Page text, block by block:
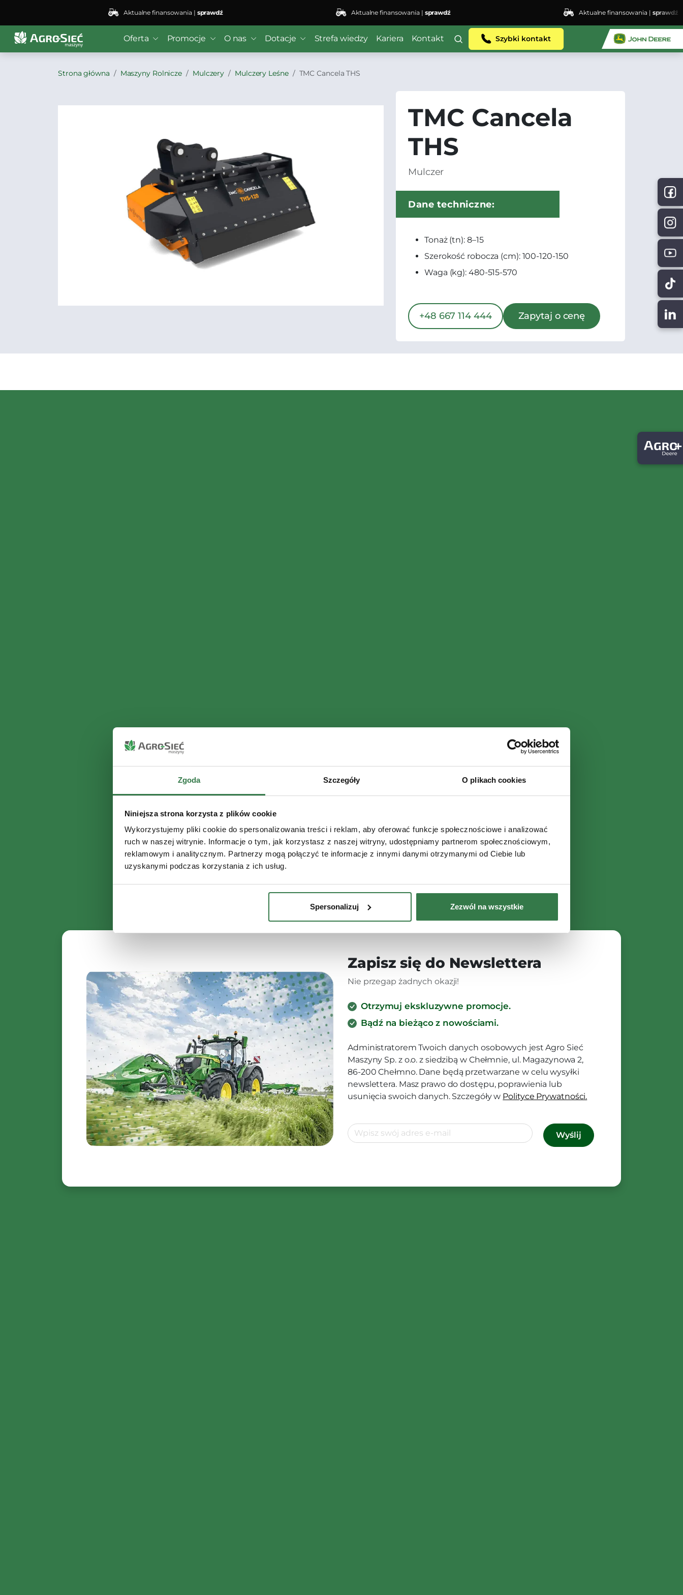
Zgoda Szczegóły O plikach cookies
Niniejsza strona korzysta z plików cookie
Wykorzystujemy pliki cookie do spersonalizowania treści i reklam, aby oferować funkcje społecznościowe i analizować
ruch w naszej witrynie. Informacje o tym, jak korzystasz z naszej witryny, udostępniamy partnerom społecznościowym,
reklamowym i analitycznym. Partnerzy mogą połączyć te informacje z innymi danymi otrzymanymi od Ciebie lub
uzyskanymi podczas korzystania z ich usług.
Spersonalizuj Zezwól na wszystkie
Aktualne finansowania |sprawdź Aktualne finansowania |sprawdź Aktualne finansowania |sprawdź
Oferta Promocje O nas Dotacje Strefa wiedzy Kariera Kontakt Szybki kontakt
Strona główna Maszyny Rolnicze Mulczery Mulczery Leśne TMC Cancela THS
TMC Cancela
THS
Mulczer
Dane techniczne:
Tonaż (tn): 8–15
Szerokość robocza (cm): 100-120-150
Waga (kg): 480-515-570
+48 667 114 444 Zapytaj o cenę
Zapisz się do Newslettera
Nie przegap żadnych okazji!
Otrzymuj ekskluzywne promocje.
Bądź na bieżąco z nowościami.
Administratorem Twoich danych osobowych jest Agro Sieć
Maszyny Sp. z o.o. z siedzibą w Chełmnie, ul. Magazynowa 2,
86-200 Chełmno. Dane będą przetwarzane w celu wysyłki
newslettera. Masz prawo do dostępu, poprawienia lub
usunięcia swoich danych. Szczegóły w Polityce Prywatności.